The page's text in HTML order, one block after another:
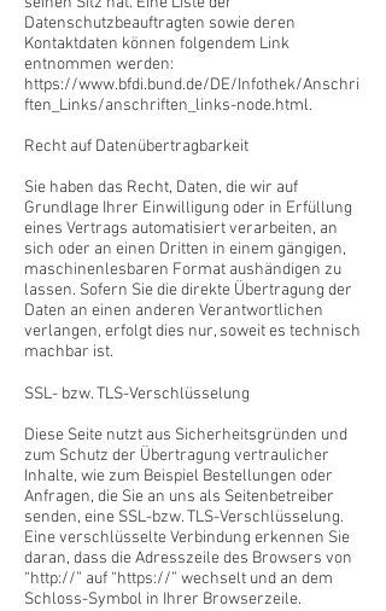
Datenschutzbeauftragten sowie deren
Kontaktdaten können folgendem Link
entnommen werden:
https://www.bfdi.bund.de/DE/Infothek/Anschri
ften_Links/anschriften_links-node.html.
Recht auf Datenübertragbarkeit
Sie haben das Recht, Daten, die wir auf
Grundlage Ihrer Einwilligung oder in Erfüllung
eines Vertrags automatisiert verarbeiten, an
sich oder an einen Dritten in einem gängigen,
maschinenlesbaren Format aushändigen zu
lassen. Sofern Sie die direkte Übertragung der
Daten an einen anderen Verantwortlichen
verlangen, erfolgt dies nur, soweit es technisch
machbar ist.
SSL- bzw. TLS-Verschlüsselung
Diese Seite nutzt aus Sicherheitsgründen und
zum Schutz der Übertragung vertraulicher
Inhalte, wie zum Beispiel Bestellungen oder
Anfragen, die Sie an uns als Seitenbetreiber
senden, eine SSL-bzw. TLS-Verschlüsselung.
Eine verschlüsselte Verbindung erkennen Sie
daran, dass die Adresszeile des Browsers von
“http://” auf “https://” wechselt und an dem
Schloss-Symbol in Ihrer Browserzeile.